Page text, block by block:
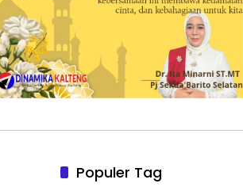
Populer Tag